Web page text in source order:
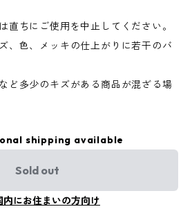
ちにご使用を中止してください。
、色、メッキの仕上がりに若干のバ
ど多少のキズがある商品が混ざる場
shipping available
Sold out
内にお住まいの方向け